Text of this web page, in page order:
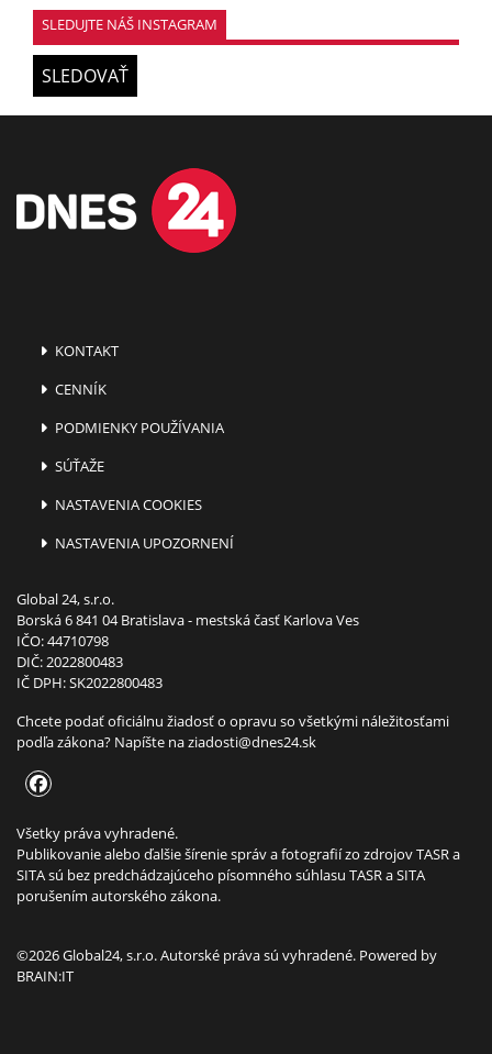
SLEDUJTE NÁŠ INSTAGRAM
SLEDOVAŤ
KONTAKT
CENNÍK
PODMIENKY POUŽÍVANIA
SÚŤAŽE
NASTAVENIA COOKIES
NASTAVENIA UPOZORNENÍ
Global 24, s.r.o.
Borská 6 841 04 Bratislava - mestská časť Karlova Ves
IČO: 44710798
DIČ: 2022800483
IČ DPH: SK2022800483
Chcete podať oficiálnu žiadosť o opravu so všetkými náležitosťami
podľa zákona? Napíšte naziadosti@dnes24.sk
Všetky práva vyhradené.
Publikovanie alebo ďalšie šírenie správ a fotografií zo zdrojov TASR a
SITA sú bez predchádzajúceho písomného súhlasu TASR a SITA
porušením autorského zákona.
©2026 Global24, s.r.o. Autorské práva sú vyhradené. Powered by
BRAIN:IT